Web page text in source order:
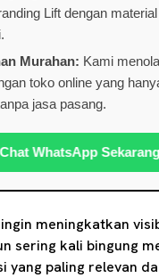
Lift dengan
Murahan: Kami
toko online yang
jasa pasang.
Chat WhatsApp
meningkatkan
sering kali bingung
yang paling relevan